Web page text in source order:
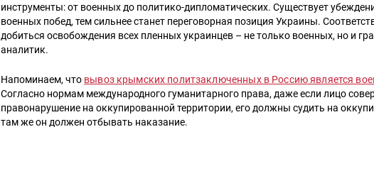
инструменты: от военных до политико-дипломатических. Существует
военных побед, тем сильнее станет переговорная позиция Украины.
добиться освобождения всех пленных украинцев – не только военных, но и
аналитик.
Напоминаем, что вывоз крымских политзаключенных в Россию является
Согласно нормам международного гуманитарного права, даже если лицо
правонарушение на оккупированной территории, его должны судить на
там же он должен отбывать наказание.